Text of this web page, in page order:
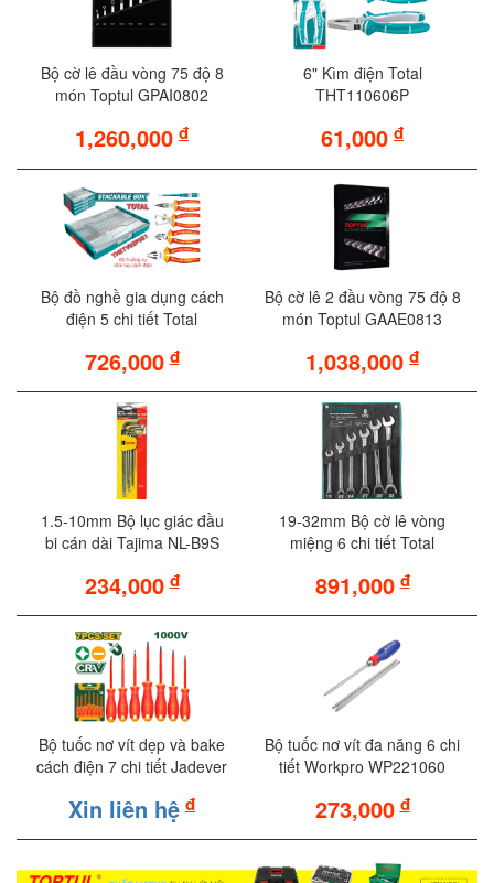
Bộ cờ lê đầu vòng 75 độ 8
món Toptul GPAI0802
1,260,000 đ
6" Kìm điện Total
THT110606P
61,000 đ
Bộ đồ nghề gia dụng cách
điện 5 chi tiết Total
726,000 đ
Bộ cờ lê 2 đầu vòng 75 độ 8
món Toptul GAAE0813
1,038,000 đ
1.5-10mm Bộ lục giác đầu
bi cán dài Tajima NL-B9S
234,000 đ
19-32mm Bộ cờ lê vòng
miệng 6 chi tiết Total
891,000 đ
Bộ tuốc nơ vít dẹp và bake
cách điện 7 chi tiết Jadever
Xin liên hệ đ
Bộ tuốc nơ vít đa năng 6 chi
tiết Workpro WP221060
273,000 đ